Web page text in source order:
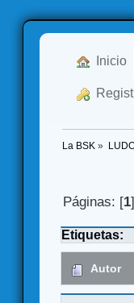
Inicio
La BSK »
Páginas: [1
Etiquetas:
Autor